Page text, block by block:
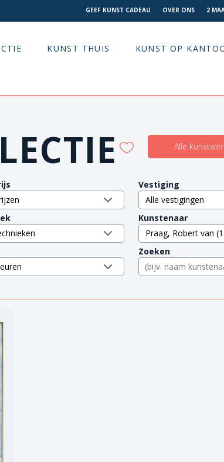
GEEF KUNST CADEAU OVER ONS 2
KUNST THUIS KUNST OP
Alle
Vestiging
Kunstenaar
Zoeken